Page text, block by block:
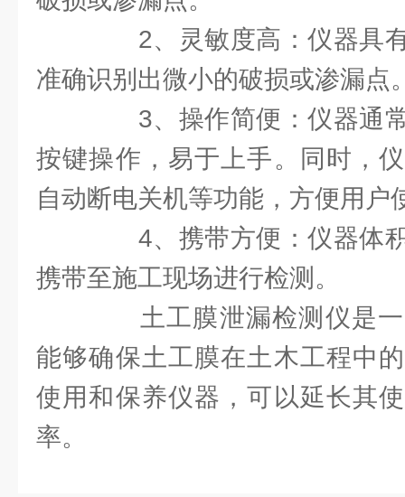
2、灵敏度高：仪器具有
准确识别出微小的破损或渗漏点
3、操作简便：仪器通常
按键操作，易于上手。同时，
自动断电关机等功能，方便用户
4、携带方便：仪器体积
携带至施工现场进行检测。
土工膜泄漏检测仪是一
能够确保土工膜在土木工程中
使用和保养仪器，可以延长其
率。